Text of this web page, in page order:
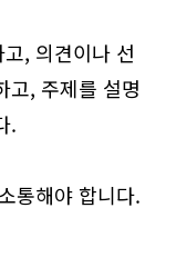
, 의견이나 선
고, 주제를 설명
.
통해야 합니다.